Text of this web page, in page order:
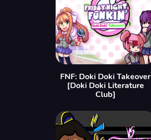
FNF: Doki Doki Takeover
[Doki Doki Literature
Club]